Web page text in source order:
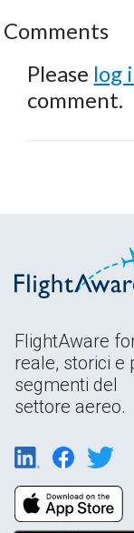
Comments
Please log
comment.
FlightAware
reale, storici e
segmenti del
settore aereo.